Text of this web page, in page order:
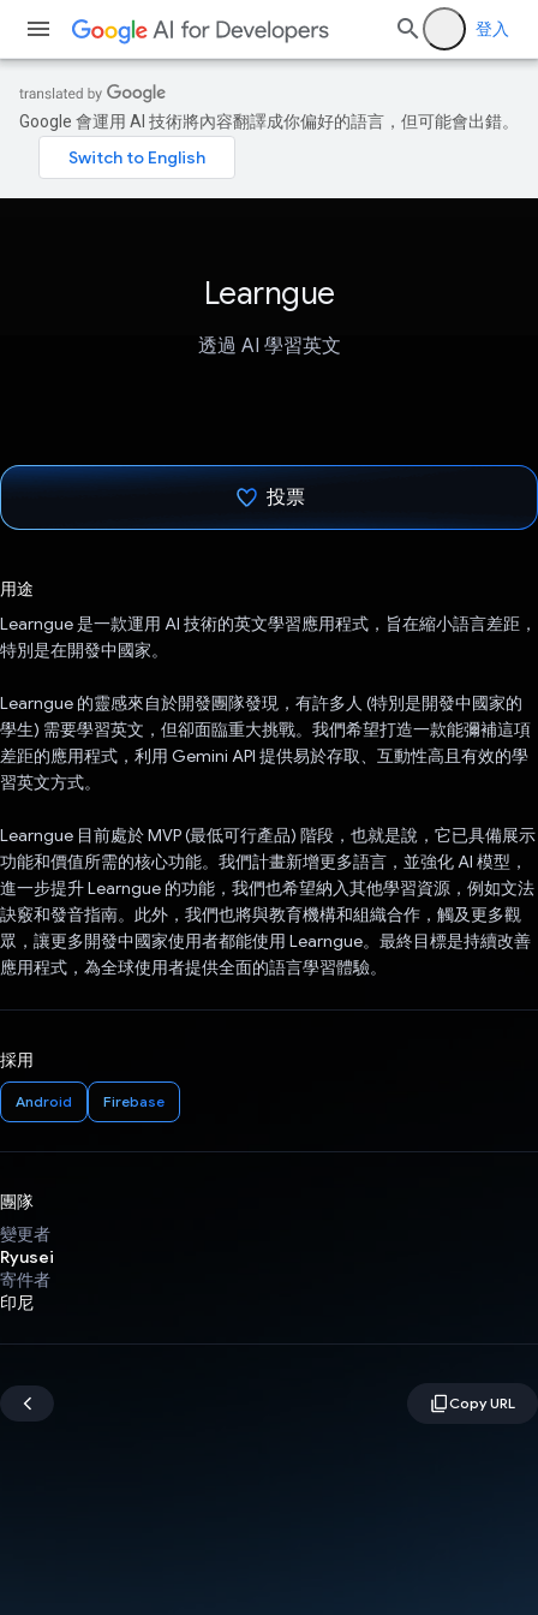
登入
Google 會運用 AI 技術將內容翻譯成你偏好的語言，但可能會出錯。
Learngue
透過 AI 學習英文
投票
用途
Learngue 是一款運用 AI 技術的英文學習應用程式，旨在縮小語言差距，
特別是在開發中國家。
Learngue 的靈感來自於開發團隊發現，有許多人 (特別是開發中國家的
學生) 需要學習英文，但卻面臨重大挑戰。我們希望打造一款能彌補這項
差距的應用程式，利用 Gemini API 提供易於存取、互動性高且有效的學
習英文方式。
Learngue 目前處於 MVP (最低可行產品) 階段，也就是說，它已具備展示
功能和價值所需的核心功能。我們計畫新增更多語言，並強化 AI 模型，
進一步提升 Learngue 的功能，我們也希望納入其他學習資源，例如文法
訣竅和發音指南。此外，我們也將與教育機構和組織合作，觸及更多觀
眾，讓更多開發中國家使用者都能使用 Learngue。最終目標是持續改善
應用程式，為全球使用者提供全面的語言學習體驗。
採用
Android Firebase
團隊
變更者
Ryusei
寄件者
印尼